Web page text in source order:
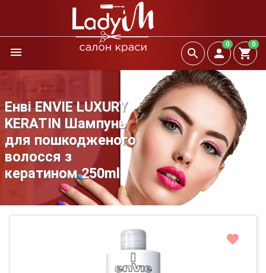
0 0
Енві ENVIE LUXURY
KERATIN Шампунь
для пошкодженого
волосся з
кератином 250ml